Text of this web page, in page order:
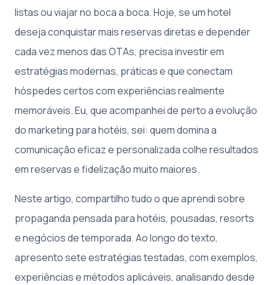
listas ou viajar no boca a boca. Hoje, se um hotel
deseja conquistar mais reservas diretas e depender
cada vez menos das OTAs, precisa investir em
estratégias modernas, práticas e que conectam
hóspedes certos com experiências realmente
memoráveis. Eu, que acompanhei de perto a evolução
do marketing para hotéis, sei: quem domina a
comunicação eficaz e personalizada colhe resultados
em reservas e fidelização muito maiores.
Neste artigo, compartilho tudo o que aprendi sobre
propaganda pensada para hotéis, pousadas, resorts
e negócios de temporada. Ao longo do texto,
apresento sete estratégias testadas, com exemplos,
experiências e métodos aplicáveis, analisando desde